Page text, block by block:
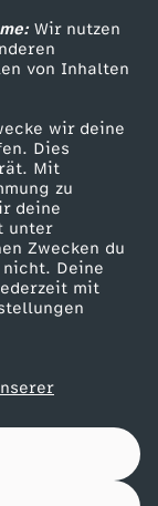
Wir nutzen
von Inhalten
wir deine
Dies
Mit
zu
deine
unter
Zwecken du
Deine
mit